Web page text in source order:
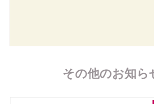
その他のお知ら